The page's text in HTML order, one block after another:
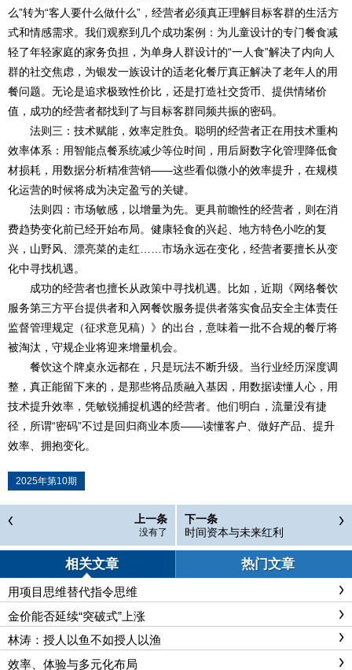
么”转为“客人要什么做什么”，经营者必须真正理解目标客群的生活方
式和情感需求。我们观察到几个成功案例：为儿童设计的专门餐食减
轻了年轻家庭的家务负担，为单身人群设计的“一人食”解决了内向人
群的社交焦虑，为银发一族设计的适老化餐厅真正解决了老年人的用
餐问题。无论是追求极致性价比，还是打造社交货币、提供情绪价
值，成功的经营者都找到了与目标客群同频共振的密码。
法则三：技术赋能，效率定胜负。聪明的经营者正在用技术重构
效率体系：用智能点餐系统减少等位时间，用后厨数字化管理降低食
材损耗，用数据分析精准营销——这些看似微小的效率提升，在规模
化运营的时候将成为决定盈亏的关键。
法则四：市场敏感，以增量为先。更具前瞻性的经营者，则在消
费趋势变化前已经开始布局。健康轻食的兴起、地方特色小吃的复
兴，山野风、漂亮菜的走红……市场永远在变化，经营者要擅长从变
化中寻找机遇。
成功的经营者也擅长从政策中寻找机遇。比如，近期《网络餐饮
服务第三方平台提供者和入网餐饮服务提供者落实食品安全主体责任
监督管理规定（征求意见稿）》的出台，意味着一批不合规的餐厅将
被淘汰，守规企业将迎来增量机会。
餐饮这个牌桌永远都在，只是玩法不断升级。当行业经历深度调
整，真正能留下来的，是那些将品质融入基因，用数据读懂人心，用
技术提升效率，凭敏锐捕捉机遇的经营者。他们明白，流量没有捷
径，所谓“密码”不过是回归商业本质——读懂客户、做好产品、提升
效率、拥抱变化。
2025年第10期
上一条
没有了
下一条
时间资本与未来红利
相关文章 热门文章
用项目思维替代指令思维
金价能否延续“突破式”上涨
林涛：授人以鱼不如授人以渔
效率、体验与多元化布局